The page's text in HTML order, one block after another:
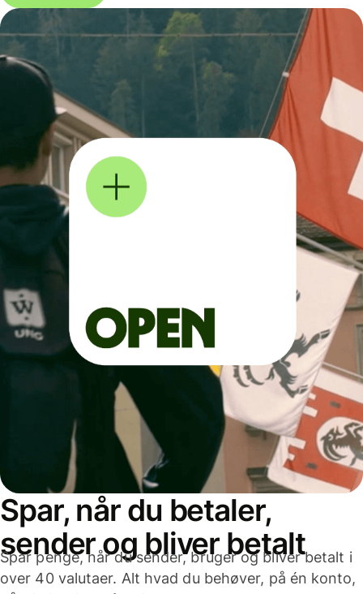
Spar, når du betaler,
sender og bliver betalt
Spar penge, når du sender, bruger og bliver betalt i
over 40 valutaer. Alt hvad du behøver, på én konto,